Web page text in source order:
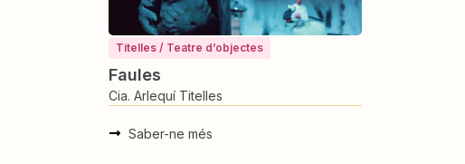
Titelles / Teatre d’objectes
Faules
Cia. Arlequí Titelles
Saber-ne més